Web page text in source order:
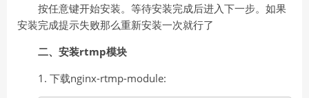
按任意键开始安装。等待安装完成后进入下一步。如果
安装完成提示失败那么重新安装一次就行了
二、安装rtmp模块
1. 下载nginx-rtmp-module: